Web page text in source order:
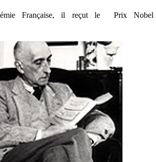
Française, il reçut le Prix Nobel